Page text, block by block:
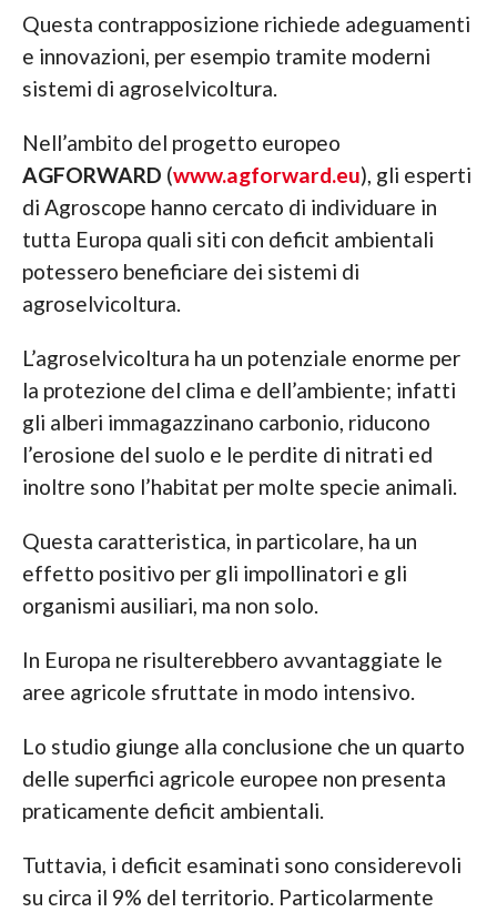
Questa contrapposizione richiede adeguamenti
e innovazioni, per esempio tramite moderni
sistemi di agroselvicoltura.
Nell’ambito del progetto europeo
AGFORWARD (www.agforward.eu), gli esperti
di Agroscope hanno cercato di individuare in
tutta Europa quali siti con deficit ambientali
potessero beneficiare dei sistemi di
agroselvicoltura.
L’agroselvicoltura ha un potenziale enorme per
la protezione del clima e dell’ambiente; infatti
gli alberi immagazzinano carbonio, riducono
l’erosione del suolo e le perdite di nitrati ed
inoltre sono l’habitat per molte specie animali.
Questa caratteristica, in particolare, ha un
effetto positivo per gli impollinatori e gli
organismi ausiliari, ma non solo.
In Europa ne risulterebbero avvantaggiate le
aree agricole sfruttate in modo intensivo.
Lo studio giunge alla conclusione che un quarto
delle superfici agricole europee non presenta
praticamente deficit ambientali.
Tuttavia, i deficit esaminati sono considerevoli
su circa il 9% del territorio. Particolarmente